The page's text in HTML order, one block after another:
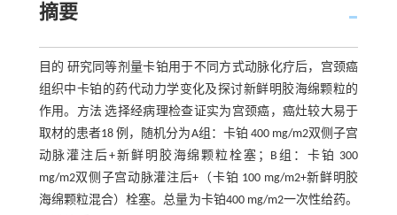
摘要
目的 研究同等剂量卡铂用于不同方式动脉化疗后，宫颈癌
组织中卡铂的药代动力学变化及探讨新鲜明胶海绵颗粒的
作用。方法 选择经病理检查证实为宫颈癌，癌灶较大易于
取材的患者18 例，随机分为A组：卡铂 400 mg/m2双侧子宫
动脉灌注后+新鲜明胶海绵颗粒栓塞；B组：卡铂 300
mg/m2双侧子宫动脉灌注后+（卡铂 100 mg/m2+新鲜明胶
海绵颗粒混合）栓塞。总量为卡铂400 mg/m2一次性给药。